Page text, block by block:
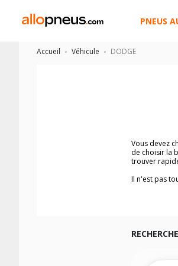
PNEUS
Accueil Véhicule DODGE
Vous devez
de choisir la
trouver
Il n'est pas
Vous ne
simplement